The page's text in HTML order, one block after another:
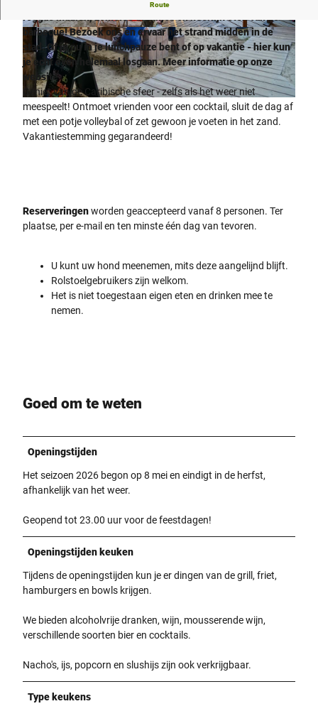
© CC-BY-SA © CC-BY-SA
Route
barbecue! Bezoek ons en ervaar het strand midden in de
stad. Of je nu in je lunchpauze bent of op vakantie - hier kun
je echt even helemaal losgaan. Meer informatie op onze
website
Geniet van de Caribische sfeer - zelfs als het weer niet
meespeelt! Ontmoet vrienden voor een cocktail, sluit de dag af
met een potje volleybal of zet gewoon je voeten in het zand.
Vakantiestemming gegarandeerd!
Reserveringenworden geaccepteerd vanaf 8 personen. Ter
plaatse, per e-mail en ten minste één dag van tevoren.
U kunt uw hond meenemen, mits deze aangelijnd blijft.
Rolstoelgebruikers zijn welkom.
Het is niet toegestaan eigen eten en drinken mee te
nemen.
Goed om te weten
Openingstijden
Het seizoen 2026 begon op 8 mei en eindigt in de herfst,
afhankelijk van het weer.
Geopend tot 23.00 uur voor de feestdagen!
Openingstijden keuken
Tijdens de openingstijden kun je er dingen van de grill, friet,
hamburgers en bowls krijgen.
We bieden alcoholvrije dranken, wijn, mousserende wijn,
verschillende soorten bier en cocktails.
Nacho's, ijs, popcorn en slushijs zijn ook verkrijgbaar.
Type keukens